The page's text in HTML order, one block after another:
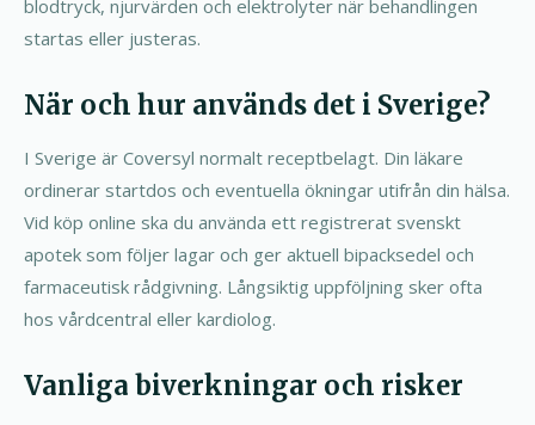
blodtryck, njurvärden och elektrolyter när behandlingen
startas eller justeras.
När och hur används det i Sverige?
I Sverige är Coversyl normalt receptbelagt. Din läkare
ordinerar startdos och eventuella ökningar utifrån din hälsa.
Vid köp online ska du använda ett registrerat svenskt
apotek som följer lagar och ger aktuell bipacksedel och
farmaceutisk rådgivning. Långsiktig uppföljning sker ofta
hos vårdcentral eller kardiolog.
Vanliga biverkningar och risker